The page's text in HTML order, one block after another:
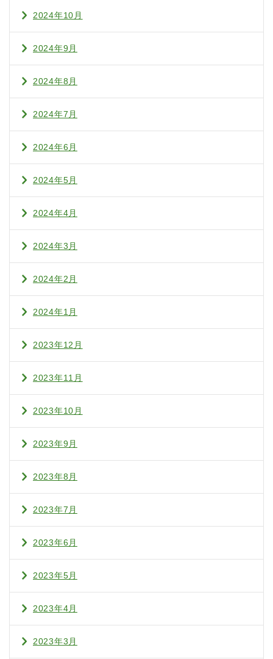
2024年10月
2024年9月
2024年8月
2024年7月
2024年6月
2024年5月
2024年4月
2024年3月
2024年2月
2024年1月
2023年12月
2023年11月
2023年10月
2023年9月
2023年8月
2023年7月
2023年6月
2023年5月
2023年4月
2023年3月